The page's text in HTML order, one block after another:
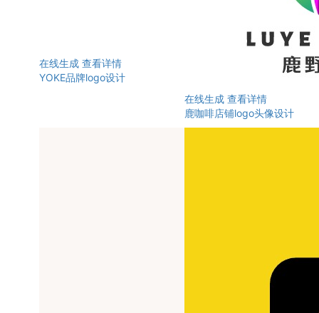
在线生成 查看详情
YOKE品牌logo设计
在线生成 查看详情
鹿咖啡店铺logo头像设计